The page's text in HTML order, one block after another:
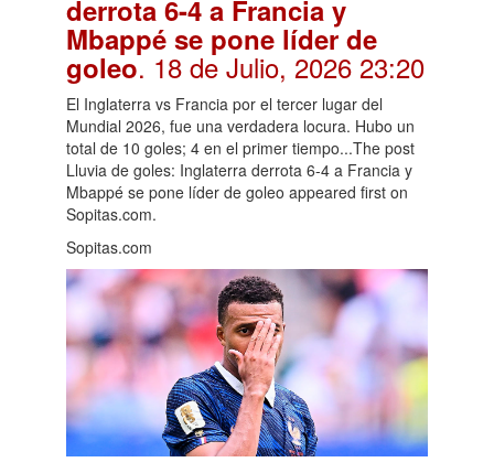
derrota 6-4 a Francia y
Mbappé se pone líder de
goleo. 18 de Julio, 2026 23:20
El Inglaterra vs Francia por el tercer lugar del
Mundial 2026, fue una verdadera locura. Hubo un
total de 10 goles; 4 en el primer tiempo...The post
Lluvia de goles: Inglaterra derrota 6-4 a Francia y
Mbappé se pone líder de goleo appeared first on
Sopitas.com.
Sopitas.com